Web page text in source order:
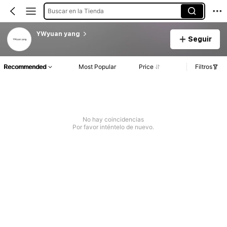
Buscar en la Tienda
YWyuan yang
Seguir
Recommended Most Popular Price Filtros
No hay coincidencias
Por favor inténtelo de nuevo.